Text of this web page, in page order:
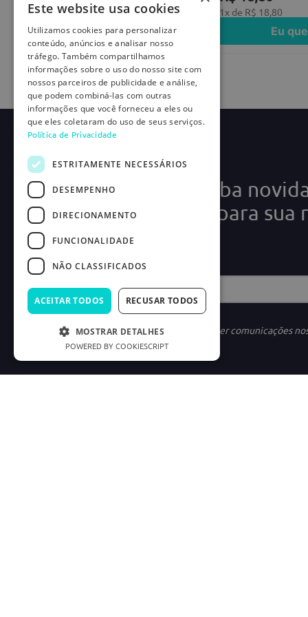
Não. A formulação foi desenvolvida para realizar a
- Qual a validade das canetas deste anúncio?
As unidades deste lote possuem validade até 09/2026.
- O anúncio corresponde a uma unidade?
Não. Este anúncio refere-se a um kit contendo 10
1x deR$ 28, 90
Eu quero
1 x de R$ 18,80
Eu
Cadastre-se e receba
ofertas exclusivas para sua
médica!
Ao se cadastrar, você concorda em receber comunicações
Este website usa cookies
Utilizamos cookies para personalizar
conteúdo, anúncios e analisar nosso
tráfego. Também compartilhamos
informações sobre o uso do nosso site com
nossos parceiros de publicidade e análise,
que podem combiná-las com outras
informações que você forneceu a eles ou
que eles coletaram do uso de seus serviços.
Política de Privacidade
ESTRITAMENTE NECESSÁRIOS
DESEMPENHO
DIRECIONAMENTO
FUNCIONALIDADE
NÃO CLASSIFICADOS
ACEITAR TODOS RECUSAR TODOS
MOSTRAR DETALHES
POWERED BY COOKIESCRIPT